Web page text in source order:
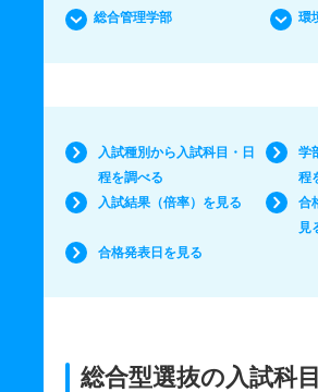
総合管理学部 環
入試種別から入試科目・日
程を調べる
学
程
入試結果（倍率）を見る
合
見
合格発表日を見る
総合型選抜の入試科